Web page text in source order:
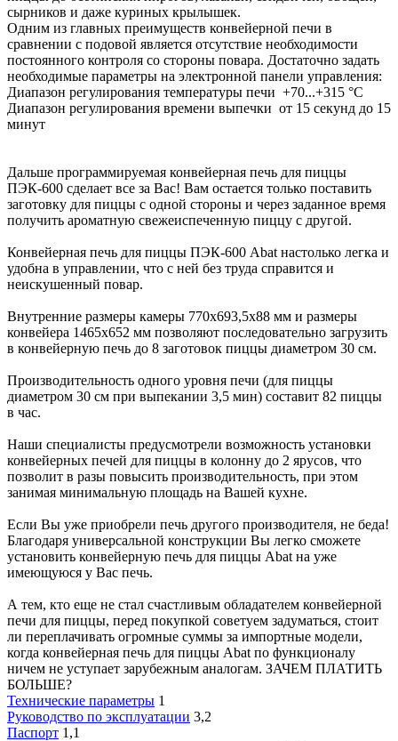
сырников и даже куриных крылышек.
Одним из главных преимуществ конвейерной печи в
сравнении с подовой является отсутствие необходимости
постоянного контроля со стороны повара. Достаточно задать
необходимые параметры на электронной панели управления:
Диапазон регулирования температуры печи +70...+315 °C
Диапазон регулирования времени выпечки от 15 секунд до 15
минут
Дальше программируемая конвейерная печь для пиццы
ПЭК-600 сделает все за Вас! Вам остается только поставить
заготовку для пиццы с одной стороны и через заданное время
получить ароматную свежеиспеченную пиццу с другой.
Конвейерная печь для пиццы ПЭК-600 Abat настолько легка и
удобна в управлении, что с ней без труда справится и
неискушенный повар.
Внутренние размеры камеры 770х693,5х88 мм и размеры
конвейера 1465х652 мм позволяют последовательно загрузить
в конвейерную печь до 8 заготовок пиццы диаметром 30 см.
Производительность одного уровня печи (для пиццы
диаметром 30 см при выпекании 3,5 мин) составит 82 пиццы
в час.
Наши специалисты предусмотрели возможность установки
конвейерных печей для пиццы в колонну до 2 ярусов, что
позволит в разы повысить производительность, при этом
занимая минимальную площадь на Вашей кухне.
Если Вы уже приобрели печь другого производителя, не беда!
Благодаря универсальной конструкции Вы легко сможете
установить конвейерную печь для пиццы Abat на уже
имеющуюся у Вас печь.
А тем, кто еще не стал счастливым обладателем конвейерной
печи для пиццы, перед покупкой советуем задуматься, стоит
ли переплачивать огромные суммы за импортные модели,
когда конвейерная печь для пиццы Abat по функционалу
ничем не уступает зарубежным аналогам. ЗАЧЕМ ПЛАТИТЬ
БОЛЬШЕ?
Технические параметры 1
Руководство по эксплуатации 3,2
Паспорт 1,1